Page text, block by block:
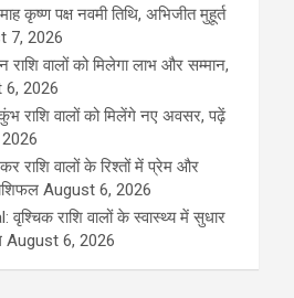
कृष्ण पक्ष नवमी तिथि, अभिजीत मुहूर्त
7, 2026
वालों को मिलेगा लाभ और सम्मान,
6, 2026
राशि वालों को मिलेंगे नए अवसर, पढ़ें
राशि वालों के रिश्तों में प्रेम और
August 6, 2026
राशि वालों के स्वास्थ्य में सुधार
August 6, 2026